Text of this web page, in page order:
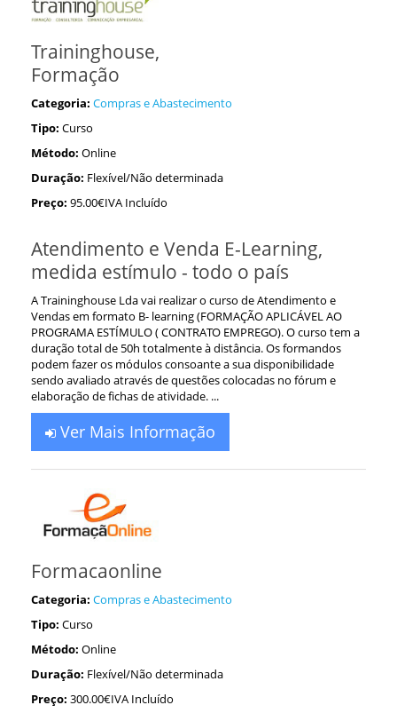
Traininghouse,
Formação
Categoria: Compras e Abastecimento
Tipo: Curso
Método: Online
Duração: Flexível/Não determinada
Preço: 95.00€IVA Incluído
Atendimento e Venda E-Learning,
medida estímulo - todo o país
A Traininghouse Lda vai realizar o curso de Atendimento e
Vendas em formato B- learning (FORMAÇÃO APLICÁVEL AO
PROGRAMA ESTÍMULO ( CONTRATO EMPREGO). O curso tem a
duração total de 50h totalmente à distância. Os formandos
podem fazer os módulos consoante a sua disponibilidade
sendo avaliado através de questões colocadas no fórum e
elaboração de fichas de atividade. ...
Ver Mais Informação
Formacaonline
Categoria: Compras e Abastecimento
Tipo: Curso
Método: Online
Duração: Flexível/Não determinada
Preço: 300.00€IVA Incluído